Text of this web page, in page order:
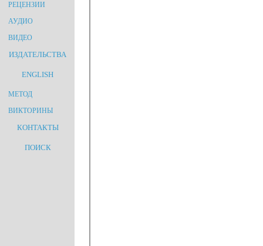
РЕЦЕНЗИИ
АУДИО
ВИДЕО
ИЗДАТЕЛЬСТВА
ENGLISH
МЕТОД
ВИКТОРИНЫ
КОНТАКТЫ
ПОИСК